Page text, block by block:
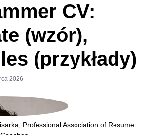
CV:
(wzór),
(przykłady)
2026
Professional Association of Resume